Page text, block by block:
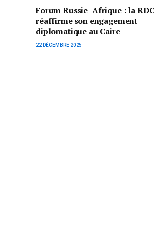
Forum Russie–Afrique : la RDC
réaffirme son engagement
diplomatique au Caire
22 DÉCEMBRE 2025